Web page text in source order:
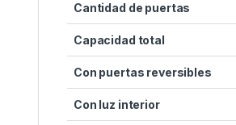
Cantidad de puertas
Capacidad total
Con puertas reversibles
Con luz interior